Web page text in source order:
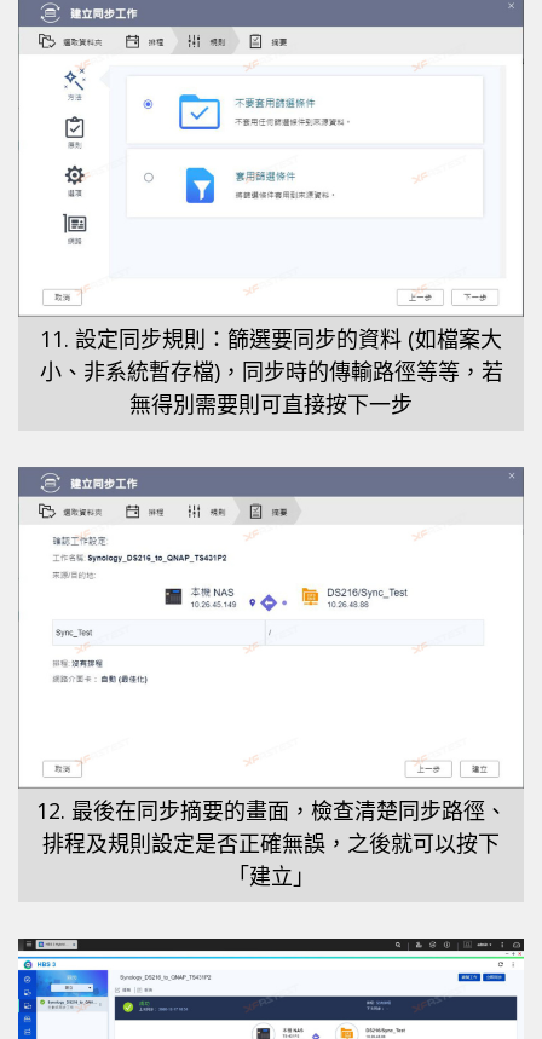
11. 設定同步規則：篩選要同步的資料 (如檔案大
小、非系統暫存檔)，同步時的傳輸路徑等等，若
無得別需要則可直接按下一步
12. 最後在同步摘要的畫面，檢查清楚同步路徑、
排程及規則設定是否正確無誤，之後就可以按下
「建立」